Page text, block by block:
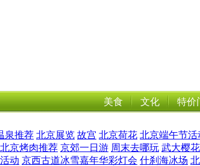
特价
文化
美食
泉推荐 北京展览 故宫 北京荷花 北京端午节活
北京烤肉推荐 京郊一日游 周末去哪玩 武大樱花
动 京西古道冰雪嘉年华彩灯会 什刹海冰场